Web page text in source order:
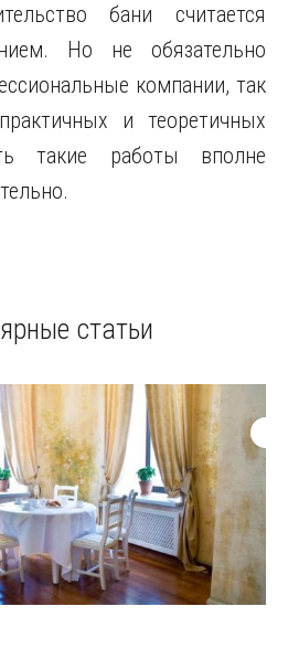
бани считается
Но не обязательно
компании, так
и теоретичных
такие работы вполне
статьи